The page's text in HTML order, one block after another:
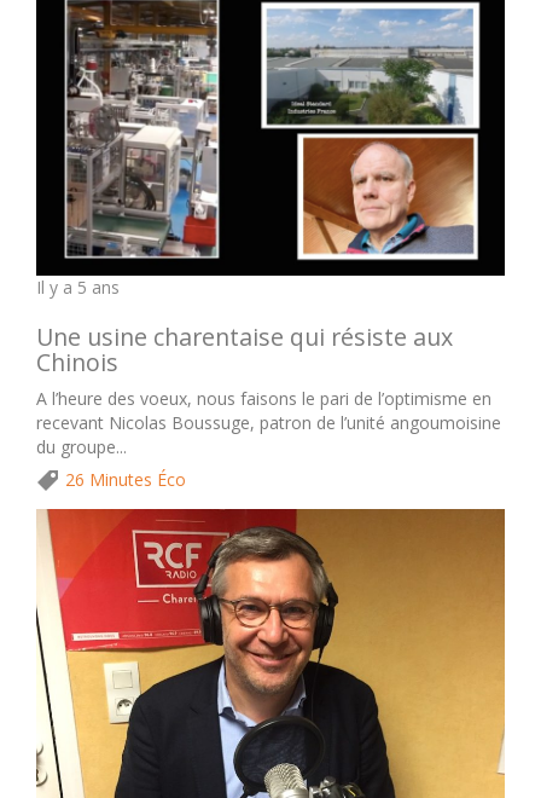
Il y a 5 ans
Une usine charentaise qui résiste aux
Chinois
A l’heure des voeux, nous faisons le pari de l’optimisme en
recevant Nicolas Boussuge, patron de l’unité angoumoisine
du groupe...
26 Minutes Éco